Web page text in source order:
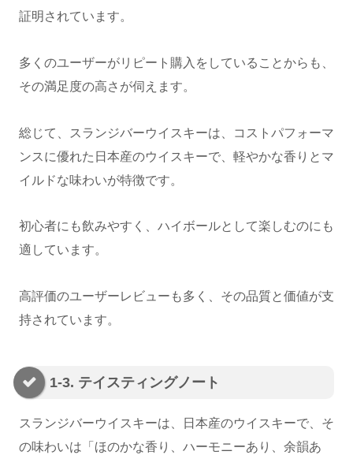
証明されています。
多くのユーザーがリピート購入をしていることからも、
その満足度の高さが伺えます。
総じて、スランジバーウイスキーは、コストパフォーマ
ンスに優れた日本産のウイスキーで、軽やかな香りとマ
イルドな味わいが特徴です。
初心者にも飲みやすく、ハイボールとして楽しむのにも
適しています。
高評価のユーザーレビューも多く、その品質と価値が支
持されています。
1-3. テイスティングノート
スランジバーウイスキーは、日本産のウイスキーで、そ
の味わいは「ほのかな香り、ハーモニーあり、余韻あ